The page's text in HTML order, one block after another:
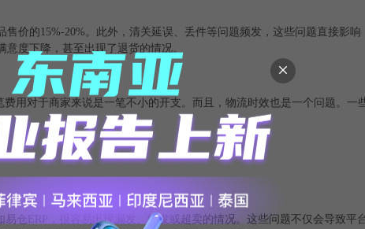
价的15%-20%。此外，清关延误、丢件等问题频发，这些问题直接影响
度下降，甚至出现了退货的情况。
用对于商家来说是一笔不小的开支。而且，物流时效也是一个问题。一
仓ERP，很容易出现漏发、错发或超卖的情况。这些问题不仅会导致平